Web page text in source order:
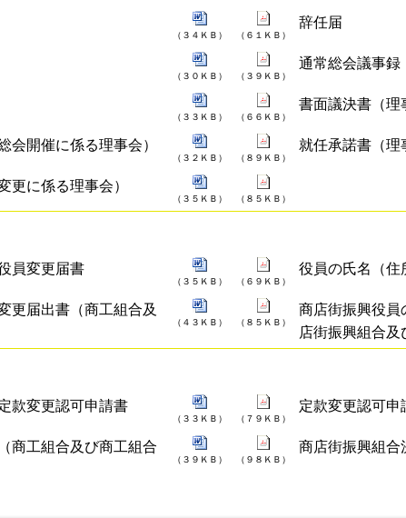
（３４ＫＢ） （６１ＫＢ）
辞任届
（３０ＫＢ） （３９ＫＢ）
通常総会議事録
（３３ＫＢ） （６６ＫＢ）
書面議決書（理
会開催に係る理事会）
（３２ＫＢ） （８９ＫＢ）
就任承諾書（理
更に係る理事会）
（３５ＫＢ） （８５ＫＢ）
員変更届書
（３５ＫＢ） （６９ＫＢ）
役員の氏名（住
更届出書（商工組合及
（４３ＫＢ） （８５ＫＢ）
商店街振興役員
店街振興組合及
款変更認可申請書
（３３ＫＢ） （７９ＫＢ）
定款変更認可申
商工組合及び商工組合
（３９ＫＢ） （９８ＫＢ）
商店街振興組合